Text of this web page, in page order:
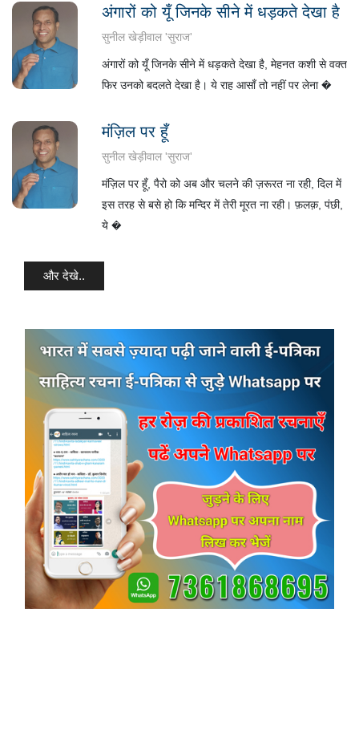
अंगारों को यूँ जिनके सीने में धड़कते देखा है
सुनील खेड़ीवाल 'सुराज'
अंगारों को यूँ जिनके सीने में धड़कते देखा है, मेहनत कशी से वक्त
फिर उनको बदलते देखा है। ये राह आसाँ तो नहीं पर लेना �
मंज़िल पर हूँ
सुनील खेड़ीवाल 'सुराज'
मंज़िल पर हूँ, पैरो को अब और चलने की ज़रूरत ना रही, दिल में
इस तरह से बसे हो कि मन्दिर में तेरी मूरत ना रही। फ़लक़, पंछी,
ये �
और देखे..